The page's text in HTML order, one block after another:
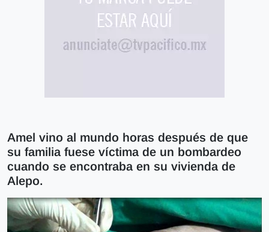
Amel vino al mundo horas después de que
su familia fuese víctima de un bombardeo
cuando se encontraba en su vivienda de
Alepo.